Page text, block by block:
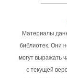
Материалы
библиотек. Они
могут выражать
с текущей